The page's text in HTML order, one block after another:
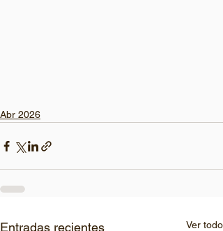
Abr 2026
Entradas recientes Ver todo